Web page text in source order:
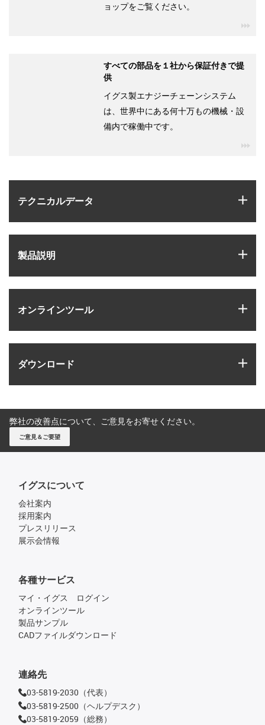
テクニカルデータ
製品説明
オンラインツール
ダウンロード
ョップをご覧ください。
すべての部品を１社から保証付きで提
供
イグス製エナジーチェーンシステム
は、世界中にある何十万もの機械・設
備内で稼働中です。
弊社の改善点について、ご意見をお寄せください。
ご意見＆ご要望
イグスについて
会社案内
採用案内
プレスリリース
展示会情報
各種サービス
マイ・イグス ログイン
オンラインツール
製品サンプル
CADファイルダウンロード
連絡先
03-5819-2030（代表）
03-5819-2500（ヘルプデスク）
03-5819-2059（総務）